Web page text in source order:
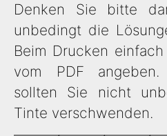
Denken Sie bitte
unbedingt die
Beim Drucken
vom PDF angeben.
sollten Sie nicht
Tinte verschwenden.